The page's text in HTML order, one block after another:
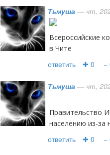
Тьмуша — чт,
Всероссийские
в Чите
ответить ✚ 0 −
Тьмуша — чт,
Правительство
населению из-за
ответить ✚ 0 −